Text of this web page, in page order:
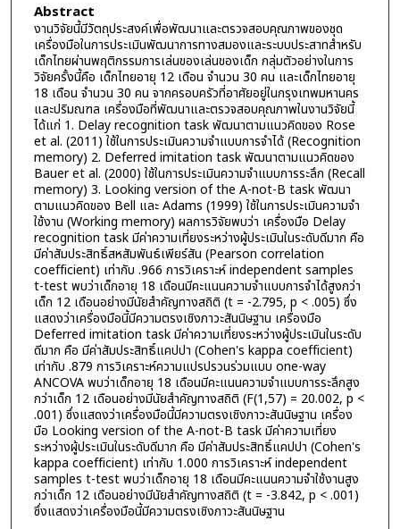
Abstract
งานวิจัยนี้มีวัตถุประสงค์เพื่อพัฒนาและตรวจสอบคุณภาพของชุด
เครื่องมือในการประเมินพัฒนาการทางสมองและระบบประสาทสำหรับ
เด็กไทยผ่านพฤติกรรมการเล่นของเล่นของเด็ก กลุ่มตัวอย่างในการ
วิจัยครั้งนี้คือ เด็กไทยอายุ 12 เดือน จำนวน 30 คน และเด็กไทยอายุ
18 เดือน จำนวน 30 คน จากครอบครัวที่อาศัยอยู่ในกรุงเทพมหานคร
และปริมณฑล เครื่องมือที่พัฒนาและตรวจสอบคุณภาพในงานวิจัยนี้
ได้แก่ 1. Delay recognition task พัฒนาตามแนวคิดของ Rose
et al. (2011) ใช้ในการประเมินความจำแบบการจำได้ (Recognition
memory) 2. Deferred imitation task พัฒนาตามแนวคิดของ
Bauer et al. (2000) ใช้ในการประเมินความจำแบบการระลึก (Recall
memory) 3. Looking version of the A-not-B task พัฒนา
ตามแนวคิดของ Bell และ Adams (1999) ใช้ในการประเมินความจำ
ใช้งาน (Working memory) ผลการวิจัยพบว่า เครื่องมือ Delay
recognition task มีค่าความเที่ยงระหว่างผู้ประเมินในระดับดีมาก คือ
มีค่าสัมประสิทธิ์สหสัมพันธ์เพียร์สัน (Pearson correlation
coefficient) เท่ากับ .966 การวิเคราะห์ independent samples
t-test พบว่าเด็กอายุ 18 เดือนมีคะแนนความจำแบบการจำได้สูงกว่า
เด็ก 12 เดือนอย่างมีนัยสำคัญทางสถิติ (t = -2.795, p < .005) ซึ่ง
แสดงว่าเครื่องมือนี้มีความตรงเชิงภาวะสันนิษฐาน เครื่องมือ
Deferred imitation task มีค่าความเที่ยงระหว่างผู้ประเมินในระดับ
ดีมาก คือ มีค่าสัมประสิทธิ์แคปปา (Cohen's kappa coefficient)
เท่ากับ .879 การวิเคราะห์ความแปรปรวนร่วมแบบ one-way
ANCOVA พบว่าเด็กอายุ 18 เดือนมีคะแนนความจำแบบการระลึกสูง
กว่าเด็ก 12 เดือนอย่างมีนัยสำคัญทางสถิติ (F(1,57) = 20.002, p <
.001) ซึ่งแสดงว่าเครื่องมือนี้มีความตรงเชิงภาวะสันนิษฐาน เครื่อง
มือ Looking version of the A-not-B task มีค่าความเที่ยง
ระหว่างผู้ประเมินในระดับดีมาก คือ มีค่าสัมประสิทธิ์แคปปา (Cohen's
kappa coefficient) เท่ากับ 1.000 การวิเคราะห์ independent
samples t-test พบว่าเด็กอายุ 18 เดือนมีคะแนนความจำใช้งานสูง
กว่าเด็ก 12 เดือนอย่างมีนัยสำคัญทางสถิติ (t = -3.842, p < .001)
ซึ่งแสดงว่าเครื่องมือนี้มีความตรงเชิงภาวะสันนิษฐาน